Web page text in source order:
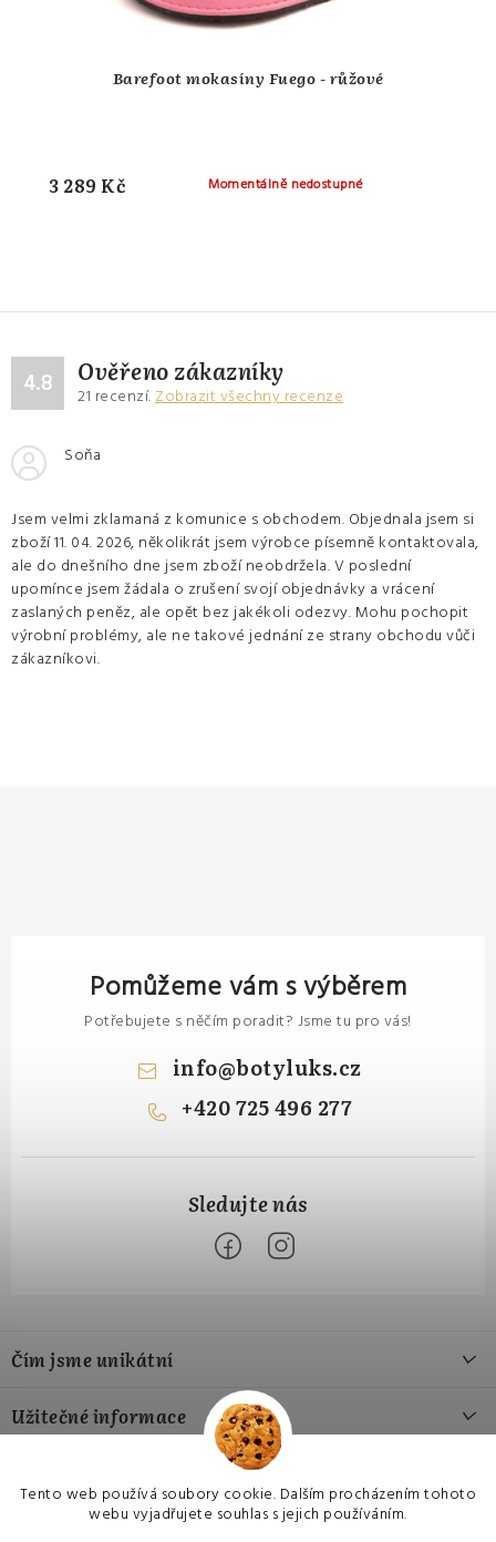
Tento web používá soubory cookie. Dalším procházením tohoto
webu vyjadřujete souhlas s jejich používáním.
Barefoot mokasíny Fuego - růžové
Momentálně nedostupné
3 289 Kč
4.8 Ověřeno zákazníky
21 recenzí. Zobrazit všechny recenze
Soňa
Jsem velmi zklamaná z komunice s obchodem. Objednala jsem si
zboží 11. 04. 2026, několikrát jsem výrobce písemně kontaktovala,
ale do dnešního dne jsem zboží neobdržela. V poslední
upomínce jsem žádala o zrušení svojí objednávky a vrácení
zaslaných peněz, ale opět bez jakékoli odezvy. Mohu pochopit
výrobní problémy, ale ne takové jednání ze strany obchodu vůči
zákazníkovi.
Pomůžeme vám s výběrem
Potřebujete s něčím poradit? Jsme tu pro vás!
info@botyluks.cz
+420 725 496 277
p
a
t
Čím jsme unikátní
Náš příběh
Užitečné informace
Jak si vybrat správnou velikost
Hodnocení obchodu
Czech EU USA